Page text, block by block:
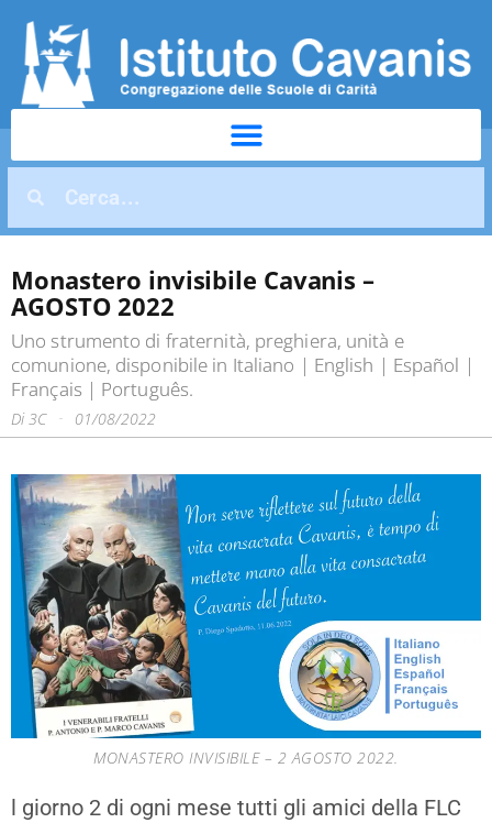
Monastero invisibile Cavanis –
AGOSTO 2022
Uno strumento di fraternità, preghiera, unità e
comunione, disponibile in Italiano | English | Español |
Français | Português.
Di 3C 01/08/2022
MONASTERO INVISIBILE – 2 AGOSTO 2022.
l giorno 2 di ogni mese tutti gli amici della FLC